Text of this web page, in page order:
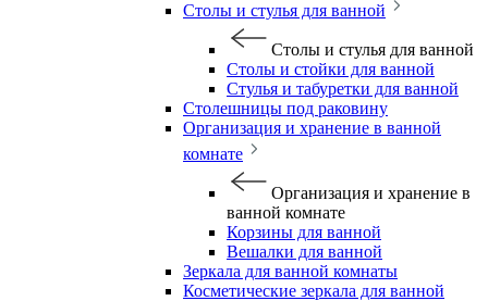
Столы и стулья для ванной
Столы и стулья для ванной
Столы и стойки для ванной
Стулья и табуретки для ванной
Столешницы под раковину
Организация и хранение в ванной
комнате
Организация и хранение в
ванной комнате
Корзины для ванной
Вешалки для ванной
Зеркала для ванной комнаты
Косметические зеркала для ванной